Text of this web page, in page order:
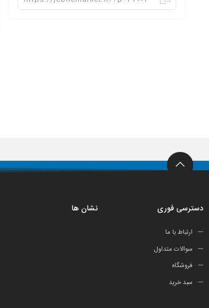
دسترسی فوری
ارتباط با ما
سوالات متداول
فروشگاه
سبد خرید
نشان ها